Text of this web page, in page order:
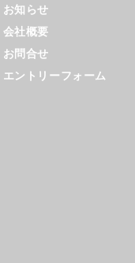
お知らせ
会社概要
お問合せ
エントリーフォーム